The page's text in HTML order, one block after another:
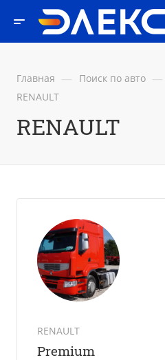
Главная — Поиск по авто —
RENAULT
RENAULT
RENAULT
Premium